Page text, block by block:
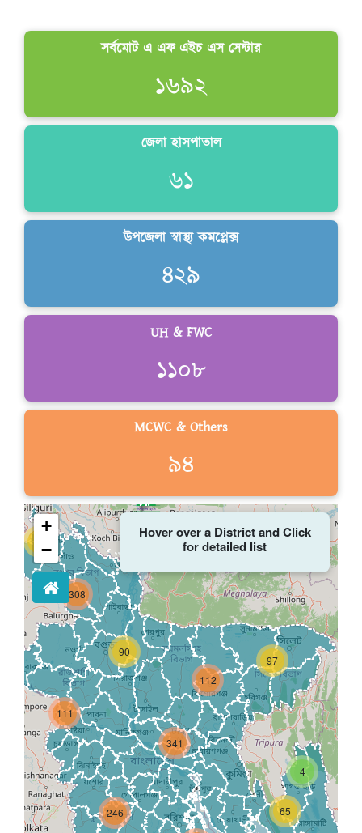
কৈশোরকাল
সর্বমোট এ এফ এইচ এস সেন্টার
১৬৯২
জেলা হাসপাতাল
৬১
উপজেলা স্বাস্থ্য কমপ্লেক্স
৪২৯
UH & FWC
১১০৮
MCWC & Others
৯৪
4
65
90
111
24
112
308
246
97
341
+
−
Hover over a District and Click
for detailed list